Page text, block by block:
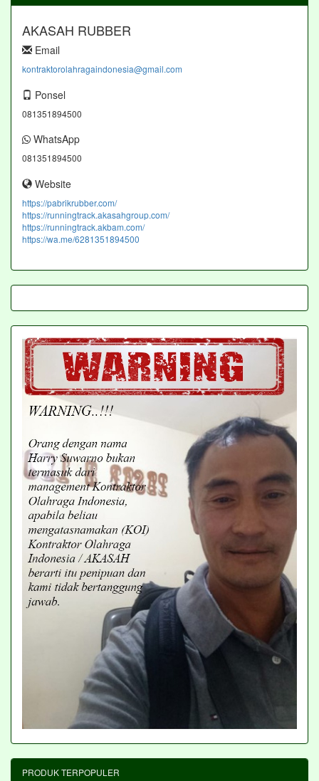
AKASAH RUBBER
Email
kontraktorolahragaindonesia@gmail.com
Ponsel
081351894500
WhatsApp
081351894500
Website
https://pabrikrubber.com/
https://runningtrack.akasahgroup.com/
https://runningtrack.akbam.com/
https://wa.me/6281351894500
PRODUK TERPOPULER